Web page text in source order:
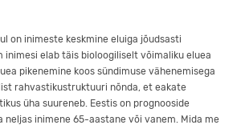
on inimeste keskmine eluiga jõudsasti
inimesi elab täis bioloogiliselt võimaliku eluea
pikenemine koos sündimuse vähenemisega
rahvastikustruktuuri nõnda, et eakate
üha suureneb. Eestis on prognooside
neljas inimene 65-aastane või vanem. Mida me